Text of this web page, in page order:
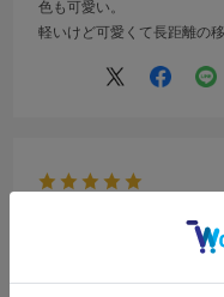
色も可愛い。
軽いけど可愛くて長距離の
気に入りました！